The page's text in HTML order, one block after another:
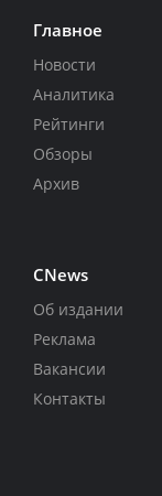
Главное
Новости
Аналитика
Рейтинги
Обзоры
Архив
CNews
Об издании
Реклама
Вакансии
Контакты